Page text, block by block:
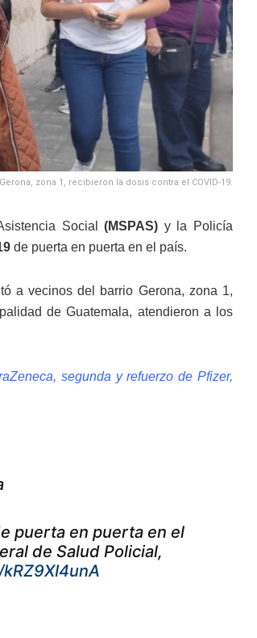
zona 1, recibieron la dosis contra el COVID-19.
Social(MSPAS) y la Policía
de puerta en puerta en el país.
a vecinos del barrio Gerona, zona 1,
de Guatemala, atendieron a los
segunda y refuerzo de Pfizer,
puerta en puerta en el
de Salud Policial,